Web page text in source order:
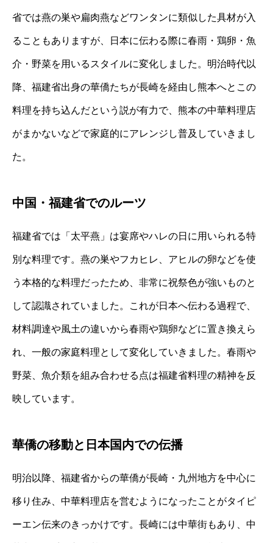
省では燕の巣や扁肉燕などワンタンに類似した具材が入
ることもありますが、日本に伝わる際に春雨・鶏卵・魚
介・野菜を用いるスタイルに変化しました。明治時代以
降、福建省出身の華僑たちが長崎を経由し熊本へとこの
料理を持ち込んだという説が有力で、熊本の中華料理店
がまかないなどで家庭的にアレンジし普及していきまし
た。
中国・福建省でのルーツ
福建省では「太平燕」は宴席やハレの日に用いられる特
別な料理です。燕の巣やフカヒレ、アヒルの卵などを使
う本格的な料理だったため、非常に祝祭色が強いものと
して認識されていました。これが日本へ伝わる過程で、
材料調達や風土の違いから春雨や鶏卵などに置き換えら
れ、一般の家庭料理として変化していきました。春雨や
野菜、魚介類を組み合わせる点は福建省料理の精神を反
映しています。
華僑の移動と日本国内での伝播
明治以降、福建省からの華僑が長崎・九州地方を中心に
移り住み、中華料理店を営むようになったことがタイピ
ーエン伝来のきっかけです。長崎には中華街もあり、中